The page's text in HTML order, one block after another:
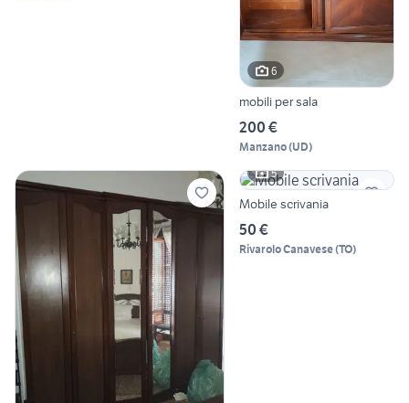
6
mobili per sala
200 €
Manzano(UD)
5
Mobile scrivania
50 €
Rivarolo Canavese(TO)